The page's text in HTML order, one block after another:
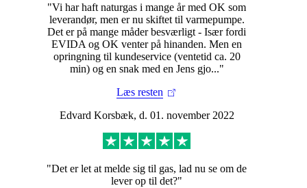
"Vi har haft naturgas i mange år med OK som
leverandør, men er nu skiftet til varmepumpe.
Det er på mange måder besværligt - Især fordi
EVIDA og OK venter på hinanden. Men en
opringning til kundeservice (ventetid ca. 20
min) og en snak med en Jens gjo..."
Læs resten
Edvard Korsbæk, d. 01. november 2022
"Det er let at melde sig til gas, lad nu se om de
lever op til det?"